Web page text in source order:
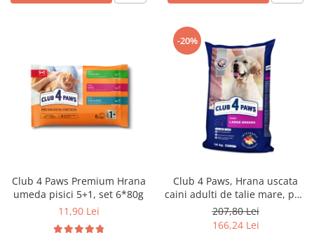
Club 4 Paws Premium Hrana
umeda pisici 5+1, set 6*80g
11,90 Lei
-20%
Club 4 Paws, Hrana uscata
caini adulti de talie mare, pui,
14kg
207,80 Lei
166,24 Lei